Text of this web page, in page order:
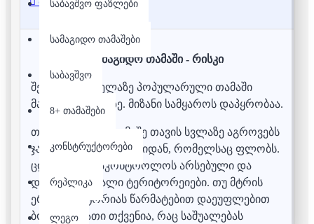
საბავშვო ფაზლები
სამაგიდო თამაშები
საბავშვო
8+ თამაშები
კონსტრუქტორები
რეპლიკა
ლეგო
სამაგიდო თამაში - რისკი
შესაძლაო ყველაზე პოპულარული თამაში
მასობრივ ომებზე. მიზანი სამყაროს დაპყრობაა.
თითოეული მოთამაშე თავის სვლაზე აგროვებს
ჯარს იმ ტერიტორიებიდან, რომელსაც ფლობს.
ცდილობს გააკონტროლოს არსებული და
დაიპყროს ახალი ტერიტორეიები. თუ მტრის
ერთ ტერიტორიას წარმატებით დაეუფლებით
ბონუს ბარათი თქვენია, რაც საშუალებას